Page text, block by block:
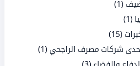
(1)
(1)
(15)
شركات مصرف الراجحي (1)